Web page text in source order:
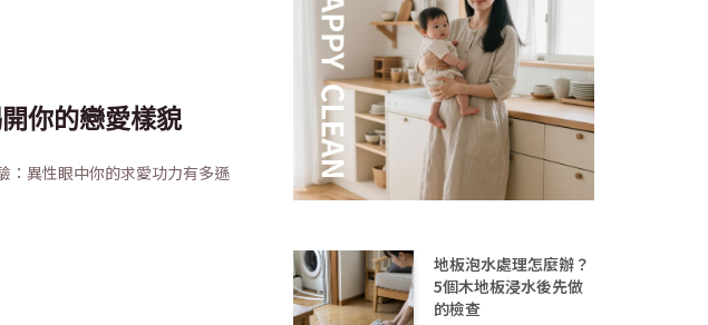
你的戀愛樣貌
：異性眼中你的求愛功力有多遜
地板泡水處理怎麼辦？
5個木地板浸水後先做
的檢查